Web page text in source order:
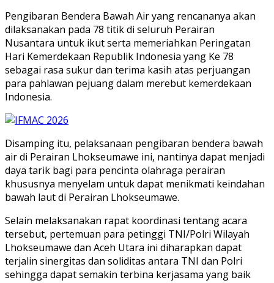
Pengibaran Bendera Bawah Air yang rencananya akan
dilaksanakan pada 78 titik di seluruh Perairan
Nusantara untuk ikut serta memeriahkan Peringatan
Hari Kemerdekaan Republik Indonesia yang Ke 78
sebagai rasa sukur dan terima kasih atas perjuangan
para pahlawan pejuang dalam merebut kemerdekaan
Indonesia.
Disamping itu, pelaksanaan pengibaran bendera bawah
air di Perairan Lhokseumawe ini, nantinya dapat menjadi
daya tarik bagi para pencinta olahraga perairan
khususnya menyelam untuk dapat menikmati keindahan
bawah laut di Perairan Lhokseumawe.
Selain melaksanakan rapat koordinasi tentang acara
tersebut, pertemuan para petinggi TNI/Polri Wilayah
Lhokseumawe dan Aceh Utara ini diharapkan dapat
terjalin sinergitas dan soliditas antara TNI dan Polri
sehingga dapat semakin terbina kerjasama yang baik